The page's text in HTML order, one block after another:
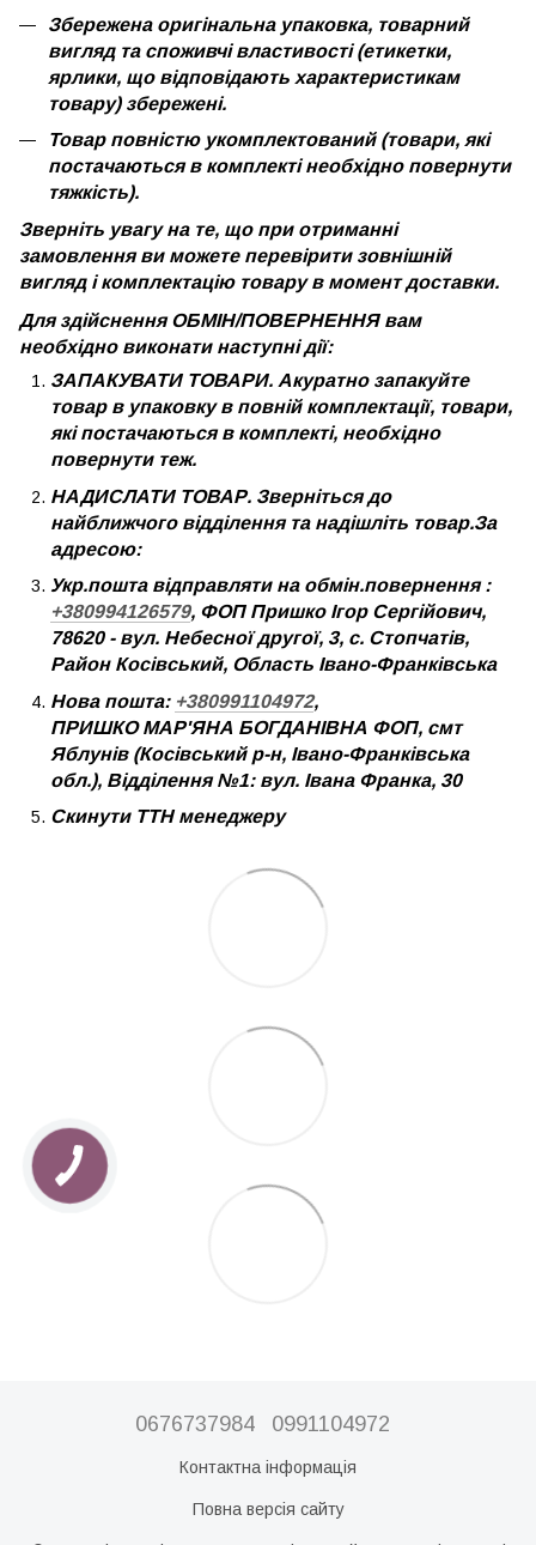
Збережена оригінальна упаковка, товарний
вигляд та споживчі властивості (етикетки,
ярлики, що відповідають характеристикам
товару) збережені.
Товар повністю укомплектований (товари, які
постачаються в комплекті необхідно повернути
тяжкість).
Зверніть увагу на те, що при отриманні
замовлення ви можете перевірити зовнішній
вигляд і комплектацію товару в момент доставки.
Для здійснення ОБМІН/ПОВЕРНЕННЯ вам
необхідно виконати наступні дії:
ЗАПАКУВАТИ ТОВАРИ. Акуратно запакуйте
товар в упаковку в повній комплектації, товари,
які постачаються в комплекті, необхідно
повернути теж.
НАДИСЛАТИ ТОВАР. Зверніться до
найближчого відділення та надішліть товар.За
адресою:
Укр.пошта відправляти на обмін.повернення :
+380994126579, ФОП Пришко Ігор Сергійович,
78620 - вул. Небесної другої, 3, с. Стопчатів,
Район Косівський, Область Івано-Франківська
Нова пошта: +380991104972,
ПРИШКО МАР'ЯНА БОГДАНІВНА ФОП, смт
Яблунів (Косівський р-н, Івано-Франківська
обл.), Відділення №1: вул. Івана Франка, 30
Скинути ТТН менеджеру
0676737984 0991104972
Контактна інформація
Повна версія сайту